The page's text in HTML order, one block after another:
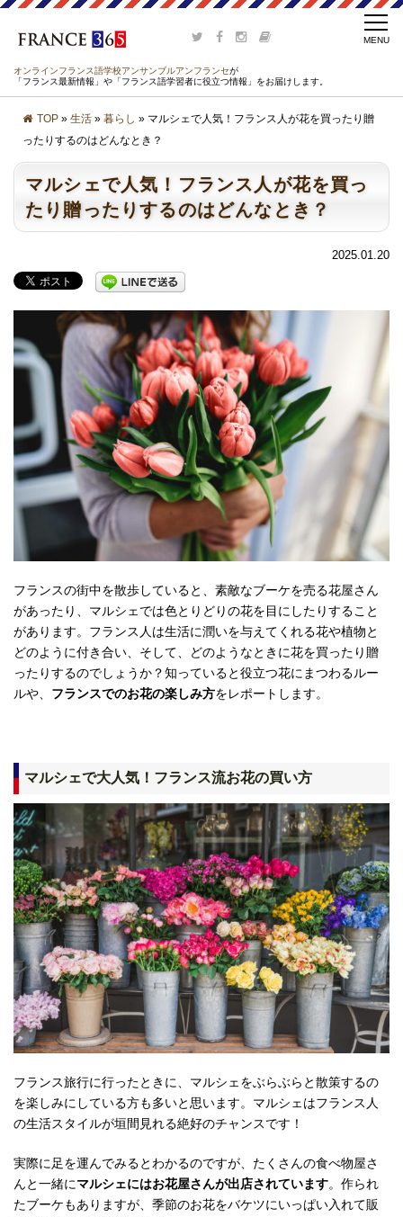
オンラインフランス語学校アンサンブルアンフランセが
「フランス最新情報」や「フランス語学習者に役立つ情報」をお届けします。
TOP » 生活 » 暮らし » マルシェで人気！フランス人が花を買ったり贈
ったりするのはどんなとき？
マルシェで人気！フランス人が花を買っ
たり贈ったりするのはどんなとき？
2025.01.20
フランスの街中を散歩していると、素敵なブーケを売る花屋さん
があったり、マルシェでは色とりどりの花を目にしたりすること
があります。フランス人は生活に潤いを与えてくれる花や植物と
どのように付き合い、そして、どのようなときに花を買ったり贈
ったりするのでしょうか？知っていると役立つ花にまつわるルー
ルや、 フランスでのお花の楽しみ方をレポートします。
マルシェで大人気！フランス流お花の買い方
フランス旅行に行ったときに、マルシェをぶらぶらと散策するの
を楽しみにしている方も多いと思います。マルシェはフランス人
の生活スタイルが垣間見れる絶好のチャンスです！
実際に足を運んでみるとわかるのですが、たくさんの食べ物屋さ
んと一緒にマルシェにはお花屋さんが出店されています。作られ
たブーケもありますが、季節のお花をバケツにいっぱい入れて販